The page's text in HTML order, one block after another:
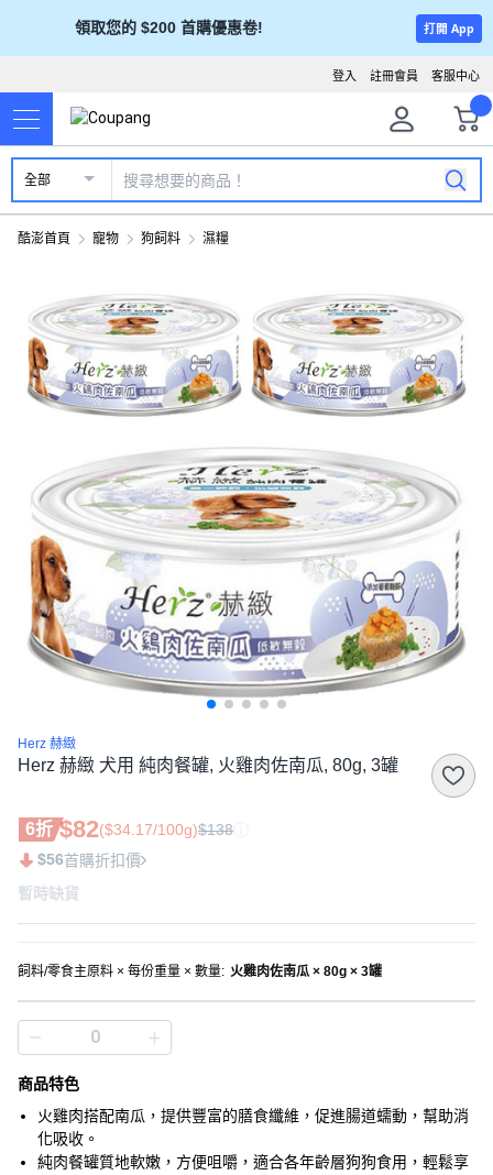
領取您的 $200 首購優惠卷! 打開 App
客服中心
註冊會員
登入
全部
酷澎首頁 寵物 狗飼料 濕糧
Herz 赫緻
Herz 赫緻 犬用 純肉餐罐, 火雞肉佐南瓜, 80g, 3罐
6折 $82($34.17/100g)$138
$56首購折扣價
暫時缺貨
飼料/零食主原料 × 每份重量 × 數量: 火雞肉佐南瓜 × 80g × 3罐
商品特色
火雞肉搭配南瓜，提供豐富的膳食纖維，促進腸道蠕動，幫助消
化吸收。
純肉餐罐質地軟嫩，方便咀嚼，適合各年齡層狗狗食用，輕鬆享